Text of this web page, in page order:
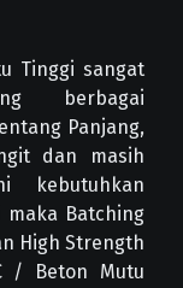
Tinggi sangat
berbagai
Panjang,
dan masih
kebutuhkan
Batching
High Strength
/ Beton Mutu